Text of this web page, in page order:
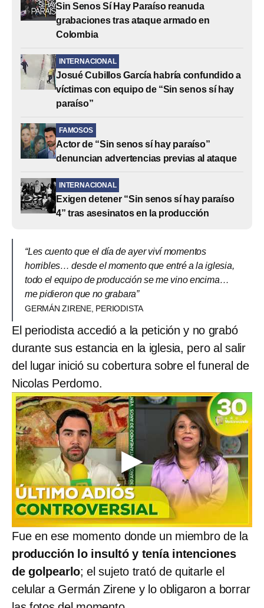
Sin Senos Sí Hay Paraíso reanuda
grabaciones tras ataque armado en
Colombia
INTERNACIONAL
Josué Cubillos García habría confundido a
víctimas con equipo de “Sin senos sí hay
paraíso”
FAMOSOS
Actor de “Sin senos sí hay paraíso”
denuncian advertencias previas al ataque
INTERNACIONAL
Exigen detener “Sin senos sí hay paraíso
4” tras asesinatos en la producción
“Les cuento que el día de ayer viví momentos
horribles… desde el momento que entré a la iglesia,
todo el equipo de producción se me vino encima…
me pidieron que no grabara”
GERMÁN ZIRENE, PERIODISTA
El periodista accedió a la petición y no grabó
durante sus estancia en la iglesia, pero al salir
del lugar inició su cobertura sobre el funeral de
Nicolas Perdomo.
Fue en ese momento donde un miembro de la
producción lo insultó y tenía intenciones
de golpearlo; el sujeto trató de quitarle el
celular a Germán Zirene y lo obligaron a borrar